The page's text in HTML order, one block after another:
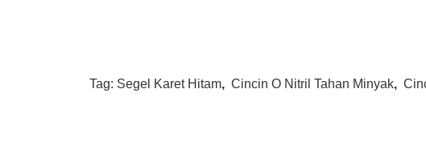
Tag: Segel Karet Hitam, Cincin O Nitril Tahan Minyak,